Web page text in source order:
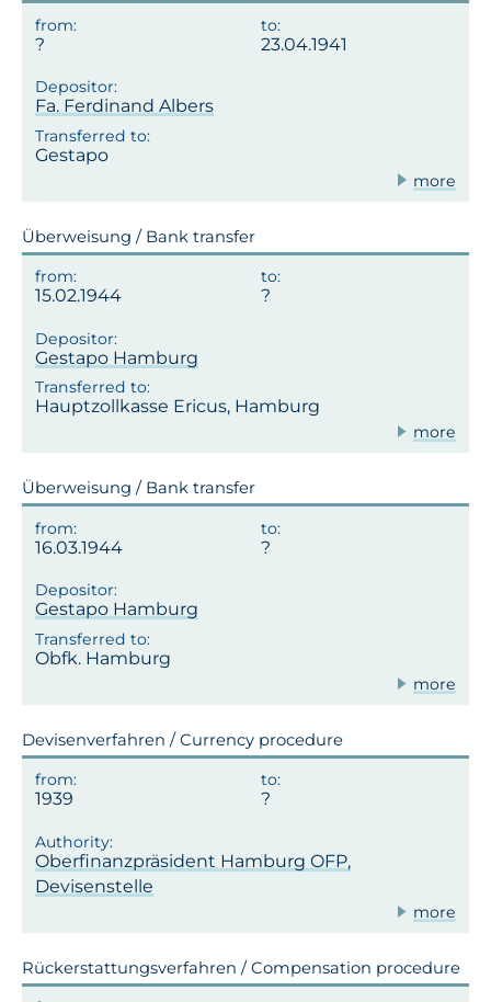
23.04.1941
Fa. Ferdinand Albers
Gestapo
more
Überweisung / Bank transfer
15.02.1944
Gestapo Hamburg
Hauptzollkasse Ericus, Hamburg
more
Überweisung / Bank transfer
16.03.1944
Gestapo Hamburg
Obfk. Hamburg
more
Devisenverfahren / Currency procedure
1939
Oberfinanzpräsident Hamburg OFP,
Devisenstelle
more
Rückerstattungsverfahren / Compensation procedure